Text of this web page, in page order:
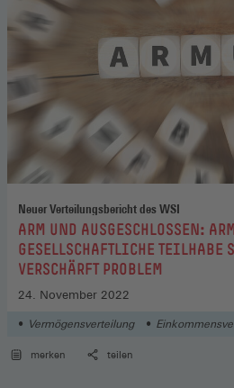
Neuer Verteilungsbericht des WSI
:ARM UND AUSGESCHLOSSEN:
GESELLSCHAFTLICHE TEILHABE
VERSCHÄRFT PROBLEM
24. November 2022
Vermögensverteilung
merken teilen